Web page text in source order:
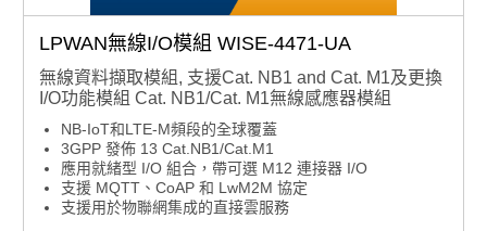
LPWAN無線I/O模組 WISE-4471-UA
無線資料擷取模組, 支援Cat. NB1 and Cat. M1及更換
I/O功能模組 Cat. NB1/Cat. M1無線感應器模組
NB-IoT和LTE-M頻段的全球覆蓋
3GPP 發佈 13 Cat.NB1/Cat.M1
應用就緒型 I/O 組合，帶可選 M12 連接器 I/O
支援 MQTT、CoAP 和 LwM2M 協定
支援用於物聯網集成的直接雲服務